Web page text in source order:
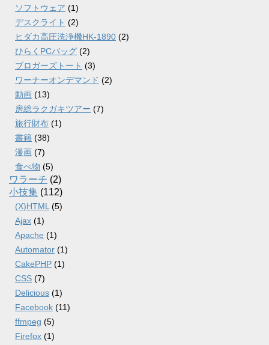
ソフトウェア (1)
デスクライト (2)
ヒダカ高圧洗浄機HK-1890 (2)
ひらくPCバッグ (2)
ブロガーズトート (3)
ワーナーオンデマンド (2)
動画 (13)
房総ラクガキツアー (7)
旅行財布 (1)
書籍 (38)
漫画 (7)
食べ物 (5)
ワラーチ (2)
小技集 (112)
(X)HTML (5)
Ajax (1)
Apache (1)
Automator (1)
CakePHP (1)
CSS (7)
Delicious (1)
Facebook (11)
ffmpeg (5)
Firefox (1)